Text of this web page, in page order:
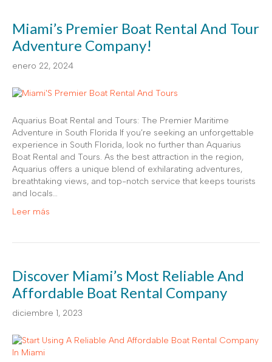
Miami’s Premier Boat Rental And Tour
Adventure Company!
enero 22, 2024
Aquarius Boat Rental and Tours: The Premier Maritime
Adventure in South Florida If you’re seeking an unforgettable
experience in South Florida, look no further than Aquarius
Boat Rental and Tours. As the best attraction in the region,
Aquarius offers a unique blend of exhilarating adventures,
breathtaking views, and top-notch service that keeps tourists
and locals…
Leer más
Discover Miami’s Most Reliable And
Affordable Boat Rental Company
diciembre 1, 2023